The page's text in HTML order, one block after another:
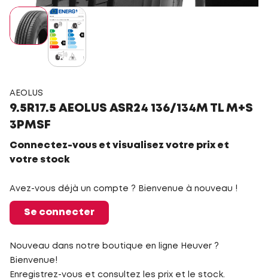
AEOLUS
9.5R17.5 AEOLUS ASR24 136/134M TL M+S
3PMSF
Connectez-vous et visualisez votre prix et
votre stock
Avez-vous déjà un compte ? Bienvenue à nouveau !
Se connecter
Nouveau dans notre boutique en ligne Heuver ?
Bienvenue!
Enregistrez-vous et consultez les prix et le stock.